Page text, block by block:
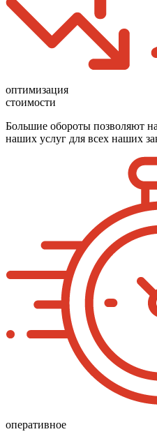
оптимизация
стоимости
Большие обороты позволяют
наших услуг для всех наших
оперативное